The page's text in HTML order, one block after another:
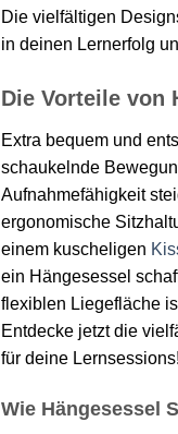
Die vielfältigen
in deinen Lernerfolg
Die Vorteile von
Extra bequem und
schaukelnde
Aufnahmefähigkeit
ergonomische
einem kuscheligen
ein Hängesessel
flexiblen Liegefläche
Entdecke jetzt die
für deine Lernsessions!
Wie Hängesessel